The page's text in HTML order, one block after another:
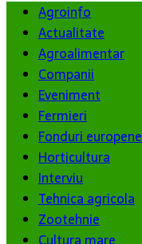
Agroinfo
Actualitate
Agroalimentar
Companii
Eveniment
Fermieri
Fonduri europene
Horticultura
Interviu
Tehnica agricola
Zootehnie
Cultura mare